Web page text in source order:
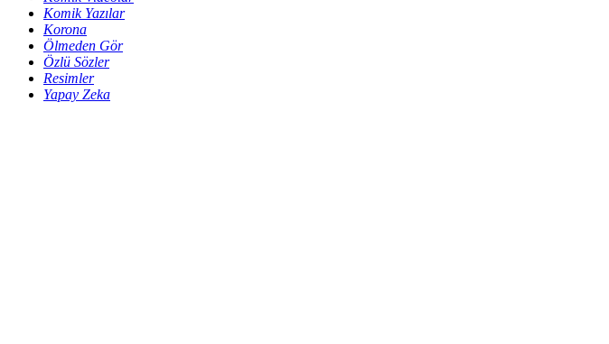
Komik Yazılar
Korona
Ölmeden Gör
Özlü Sözler
Resimler
Yapay Zeka